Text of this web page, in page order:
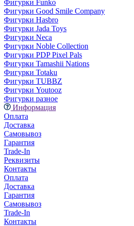
Фигурки Funko
Фигурки Good Smile Company
Фигурки Hasbro
Фигурки Jada Toys
Фигурки Neca
Фигурки Noble Collection
Фигурки PDP Pixel Pals
Фигурки Tamashii Nations
Фигурки Totaku
Фигурки TUBBZ
Фигурки Youtooz
Фигурки разное
Информация
Оплата
Доставка
Самовывоз
Гарантия
Trade-In
Реквизиты
Контакты
Оплата
Доставка
Гарантия
Самовывоз
Trade-In
Контакты